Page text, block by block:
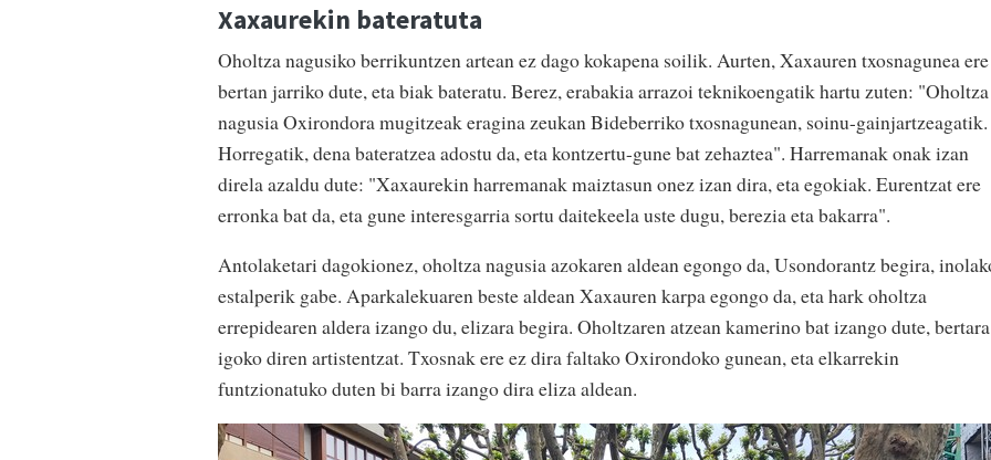
Xaxaurekin bateratuta
Oholtza nagusiko berrikuntzen artean ez dago kokapena soilik. Aurten, Xaxauren txosnagunea ere
bertan jarriko dute, eta biak bateratu. Berez, erabakia arrazoi teknikoengatik hartu zuten: "Oholtza
nagusia Oxirondora mugitzeak eragina zeukan Bideberriko txosnagunean, soinu-gainjartzeagatik.
Horregatik, dena bateratzea adostu da, eta kontzertu-gune bat zehaztea". Harremanak onak izan
direla azaldu dute: "Xaxaurekin harremanak maiztasun onez izan dira, eta egokiak. Eurentzat ere
erronka bat da, eta gune interesgarria sortu daitekeela uste dugu, berezia eta bakarra".
Antolaketari dagokionez, oholtza nagusia azokaren aldean egongo da, Usondorantz begira,
estalperik gabe. Aparkalekuaren beste aldean Xaxauren karpa egongo da, eta hark oholtza
errepidearen aldera izango du, elizara begira. Oholtzaren atzean kamerino bat izango dute, bertara
igoko diren artistentzat. Txosnak ere ez dira faltako Oxirondoko gunean, eta elkarrekin
funtzionatuko duten bi barra izango dira eliza aldean.